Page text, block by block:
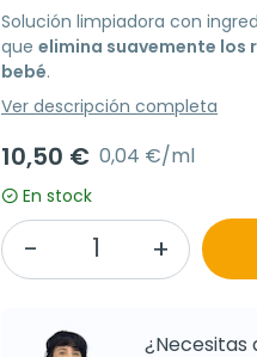
Solución limpiadora con
que elimina suavemente los
bebé.
Ver descripción completa
10,50 € 0,04 €/ml
En stock
¿Necesitas